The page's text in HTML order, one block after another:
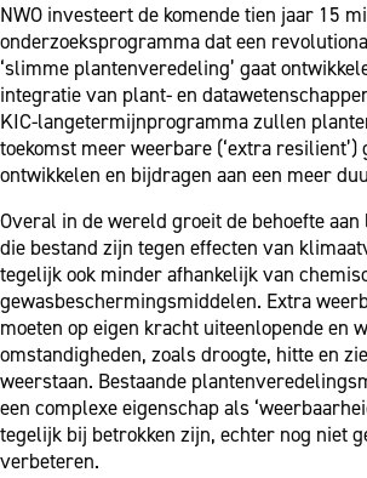
NWO investeert de komende tien jaar 15
onderzoeksprogramma dat een
‘slimme plantenveredeling’ gaat
integratie van plant- en
KIC-langetermijnprogramma zullen
toekomst meer weerbare (‘extra resilient’)
ontwikkelen en bijdragen aan een meer
Overal in de wereld groeit de behoefte
die bestand zijn tegen effecten van
tegelijk ook minder afhankelijk van
gewasbeschermingsmiddelen. Extra
moeten op eigen kracht uiteenlopende en
omstandigheden, zoals droogte, hitte en
weerstaan. Bestaande
een complexe eigenschap als
tegelijk bij betrokken zijn, echter nog niet
verbeteren.